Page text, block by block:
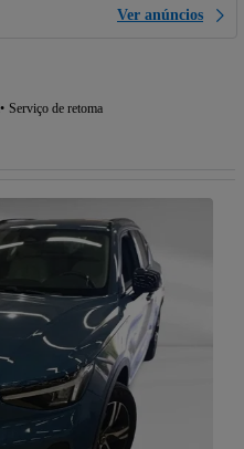
Ver anúncios
Serviço de retoma